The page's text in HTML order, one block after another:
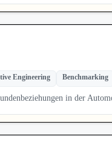
Engineering Benchmarking
in der